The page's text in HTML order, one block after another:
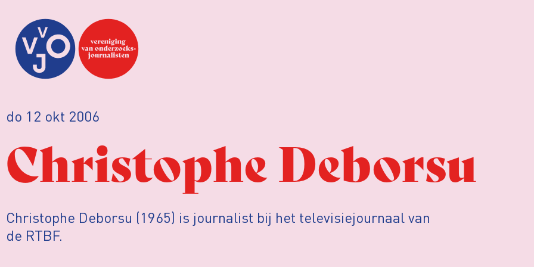
do 12 okt 2006
Christophe Deborsu
Christophe Deborsu (1965) is journalist bij het televisiejournaal van
de RTBF.